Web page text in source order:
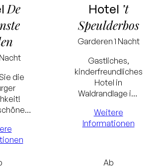
De
Nacht
die
bei
Mit
Hotel ’t
Speulderbos
Garderen1 Nacht
Gastliches,
kinderfreundliches
Hotel in
Waldrandlage im
Mit Spielzimmer,
Schwimmbad und
Weitere
Informationen
Ab